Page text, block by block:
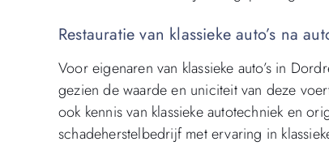
Restauratie van klassieke auto’s na
Voor eigenaren van klassieke auto’s in
gezien de waarde en uniciteit van deze
ook kennis van klassieke autotechniek en
schadeherstelbedrijf met ervaring in